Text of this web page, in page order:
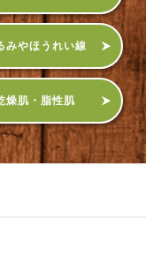
みやほうれい線
燥肌・脂性肌